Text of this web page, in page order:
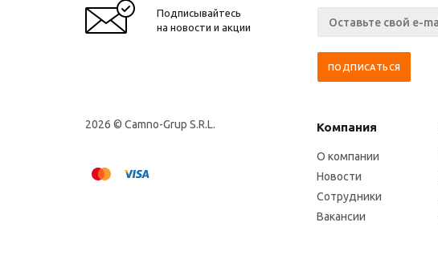
Подписывайтесь
на новости и акции
2026 © Camno-Grup S.R.L. Компания
О компании
Новости
Сотрудники
Вакансии